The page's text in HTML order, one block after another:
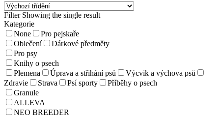
Filter Showing the single result
Kategorie
None
Pro pejskaře
Oblečení
Dárkové předměty
Pro psy
Knihy o psech
Plemena
Úprava a střihání psů
Výcvik a výchova psů
Zdravie
Strava Psí sporty
Příběhy o psech
Granule
ALLEVA
NEO BREEDER